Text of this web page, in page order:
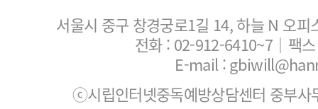
서울시 중구 창경궁로1길 14, 하늘 N 오
전화 : 02-912-6410~7 ｜팩
E-mail :
ⓒ시립인터넷중독예방상담센터 중부